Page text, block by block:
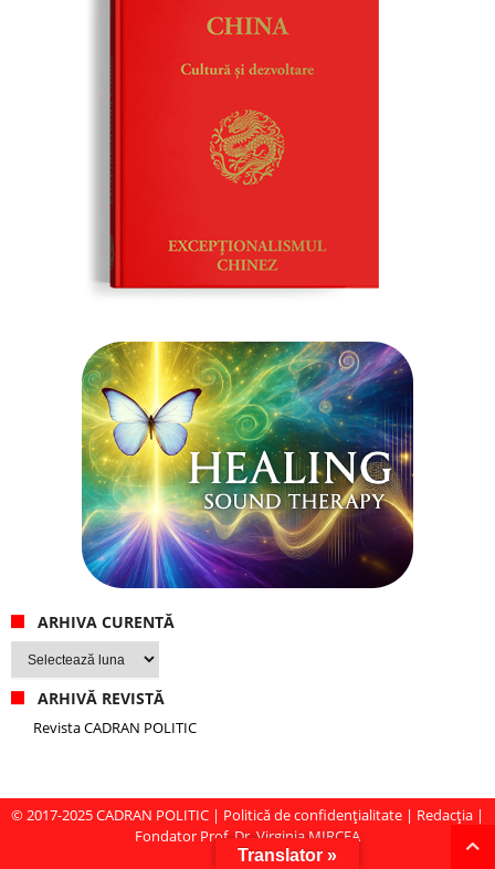
ARHIVA CURENTĂ
Arhiva
curentă
ARHIVĂ REVISTĂ
Revista CADRAN POLITIC
© 2017-2025CADRAN POLITIC | Politică de confidențialitate | Redacția |
Fondator Prof. Dr. Virginia MIRCEA
Translator »